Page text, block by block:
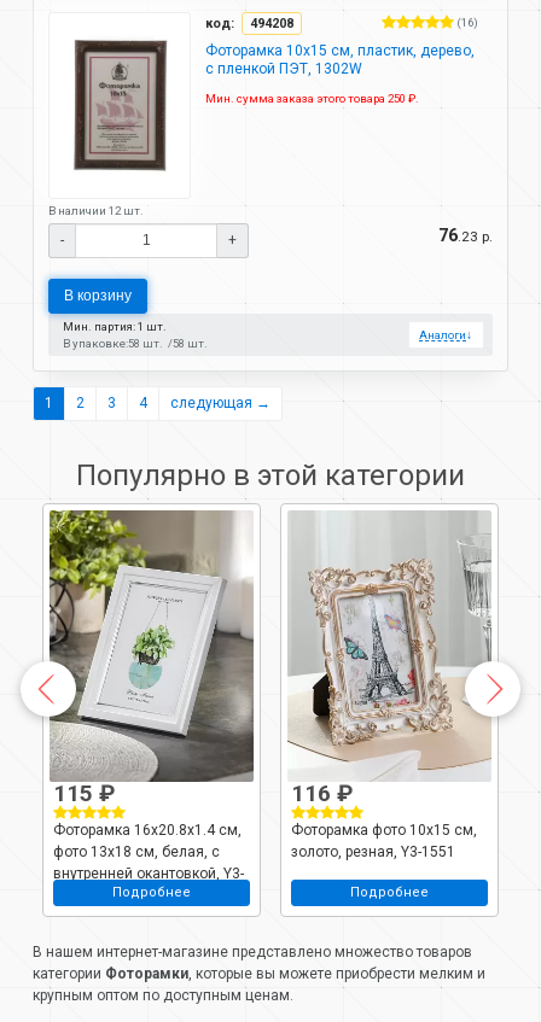
код: 494208 (16)
Фоторамка 10х15 см, пластик, дерево,
с пленкой ПЭТ, 1302W
Мин. сумма заказа этого товара 250 ₽.
В наличии 12 шт.
- + 76 .23 р.
В корзину
Мин. партия: 1 шт.
В упаковке:58 шт. 58 шт.
Аналоги↓
1 2 3 4 следующая →
Популярно в этой категории
115 ₽
Фоторамка 16х20.8х1.4 см,
фото 13х18 см, белая, с
внутренней окантовкой, Y3-
Подробнее
116 ₽
Фоторамка фото 10х15 см,
золото, резная, Y3-1551
Подробнее
В нашем интернет-магазине представлено множество товаров
категории Фоторамки, которые вы можете приобрести мелким и
крупным оптом по доступным ценам.